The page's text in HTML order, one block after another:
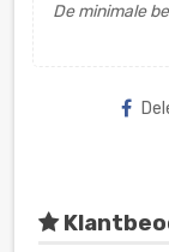
De minimale